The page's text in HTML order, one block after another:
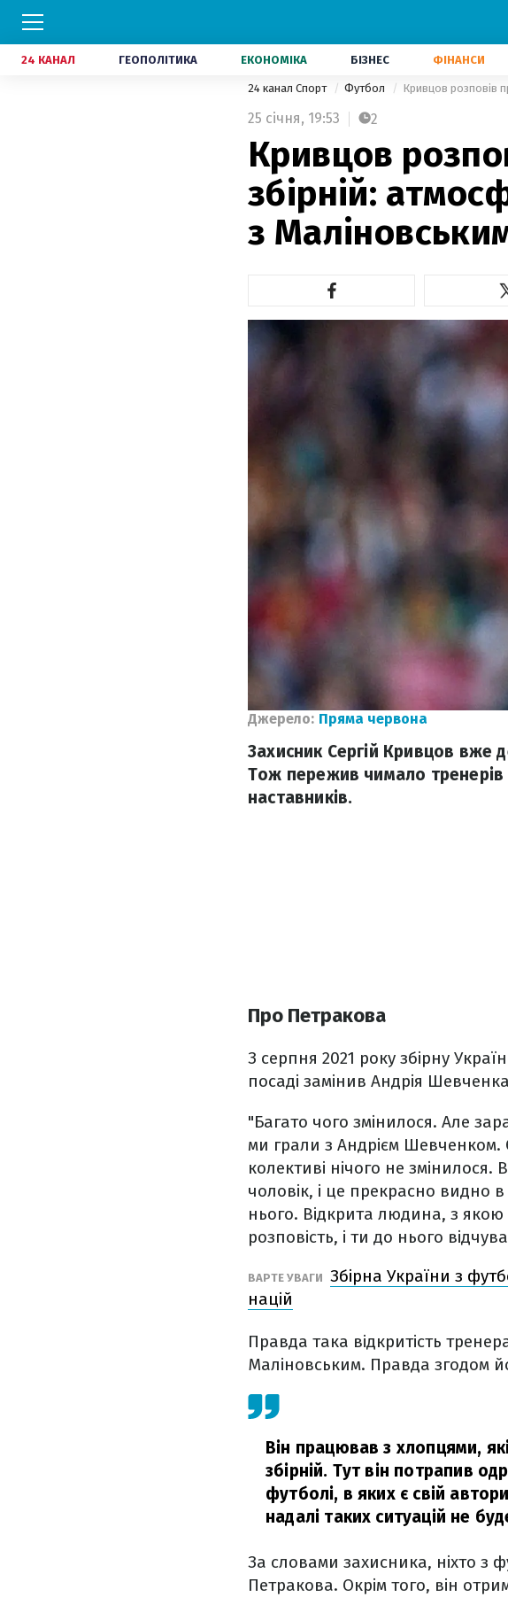
24 КАНАЛ ГЕОПОЛІТИКА ЕКОНОМІКА БІЗНЕС ФІНАНСИ
24 канал Спорт Футбол Кривцов розповів
25 січня, 19:53 2
Кривцов
збірній:
з
Джерело: Пряма червона
Захисник Сергій Кривцов вже
Тож пережив чимало тренерів
наставників.
Про Петракова
З серпня 2021 року збірну
посаді замінив Андрія
"Багато чого змінилося. Але
ми грали з Андрієм
колективі нічого не
чоловік, і це прекрасно видно
нього. Відкрита людина, з
розповість, і ти до нього
ВАРТЕ УВАГИ Збірна України з
націй
Правда така відкритість
Маліновським. Правда згодом
Він працював з хлопцями,
збірній. Тут він потрапив
футболі, в яких є свій
надалі таких ситуацій не
За словами захисника, ніхто з
Петракова. Окрім того, він